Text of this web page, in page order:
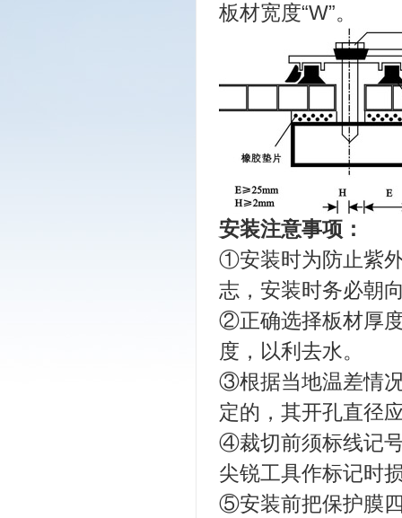
板材宽度“W”。
安装注意事项：
①安装时为防止紫
志，安装时务必朝
②正确选择板材厚
度，以利去水。
③根据当地温差情
定的，其开孔直径
④裁切前须标线记
尖锐工具作标记时
⑤安装前把保护膜